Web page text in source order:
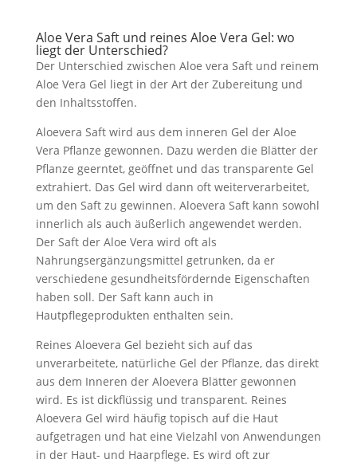
Aloe Vera Saft und reines Aloe Vera Gel: wo
liegt der Unterschied?
Der Unterschied zwischen Aloe vera Saft und reinem
Aloe Vera Gel liegt in der Art der Zubereitung und
den Inhaltsstoffen.
Aloevera Saft wird aus dem inneren Gel der Aloe
Vera Pflanze gewonnen. Dazu werden die Blätter der
Pflanze geerntet, geöffnet und das transparente Gel
extrahiert. Das Gel wird dann oft weiterverarbeitet,
um den Saft zu gewinnen. Aloevera Saft kann sowohl
innerlich als auch äußerlich angewendet werden.
Der Saft der Aloe Vera wird oft als
Nahrungsergänzungsmittel getrunken, da er
verschiedene gesundheitsfördernde Eigenschaften
haben soll. Der Saft kann auch in
Hautpflegeprodukten enthalten sein.
Reines Aloevera Gel bezieht sich auf das
unverarbeitete, natürliche Gel der Pflanze, das direkt
aus dem Inneren der Aloevera Blätter gewonnen
wird. Es ist dickflüssig und transparent. Reines
Aloevera Gel wird häufig topisch auf die Haut
aufgetragen und hat eine Vielzahl von Anwendungen
in der Haut- und Haarpflege. Es wird oft zur